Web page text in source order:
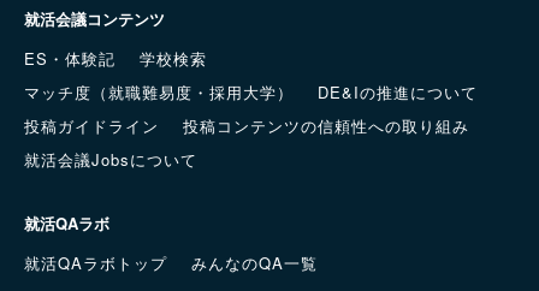
就活会議コンテンツ
ES・体験記
学校検索
マッチ度（就職難易度・採用大学）
DE&Iの推進について
投稿ガイドライン
投稿コンテンツの信頼性への取り組み
就活会議Jobsについて
就活QAラボ
就活QAラボトップ
みんなのQA一覧